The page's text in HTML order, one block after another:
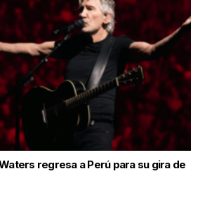
Waters regresa a Perú para su gira de